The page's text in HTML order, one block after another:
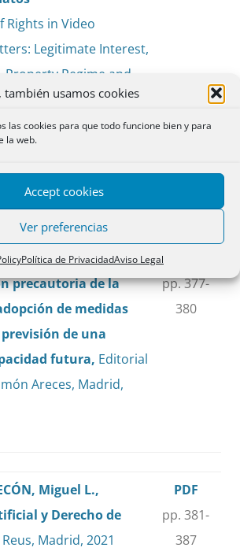
también usamos cookies
las cookies para que todo funcione bien y para
la web.
Accept cookies
Ver preferencias
Política de PrivacidadAviso Legal
Rights in Video
Legitimate Interest,
Property Regime and
López-Sáez
Javier,
precautoria de la
de medidas
de una
futura, Editorial
Areces, Madrid,
pp. 377-
380
Miguel L.,
y Derecho de
Madrid, 2021
PDF
pp. 381-
387